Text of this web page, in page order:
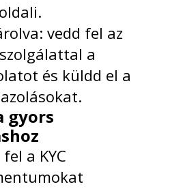
vedd fel az
a
és küldd el a
gyors
a KYC